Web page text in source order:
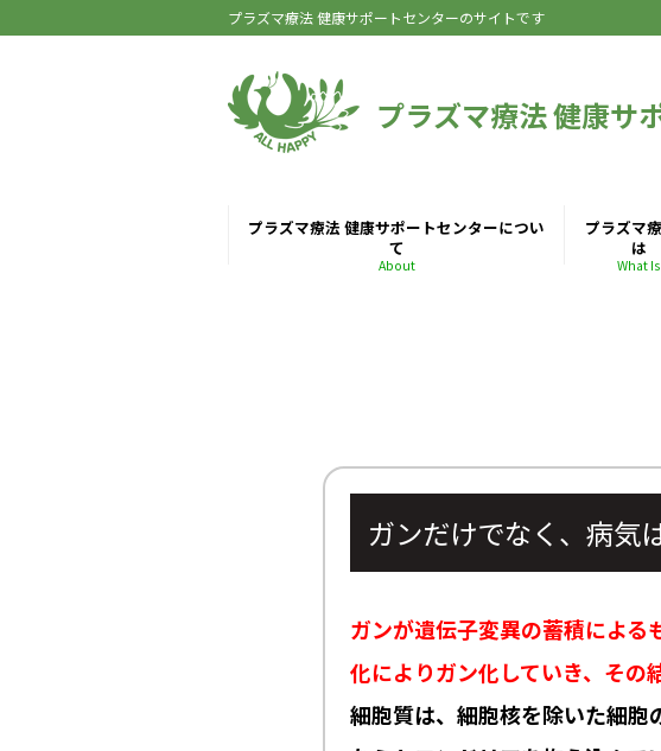
プラズマ療法 健康サポートセンターのサイトです
プラズマ療法 健康サ
プラズマ療法 健康サポートセンターについ
て
About
プラズマ
は
What Is
ガンだけでなく、病気
ガンが遺伝子変異の蓄積による
化によりガン化していき、その
細胞質は、細胞核を除いた細